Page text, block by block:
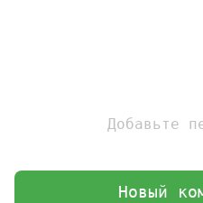
Добавьте
Новый